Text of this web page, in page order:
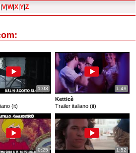
|V|W|X|Y|Z
1:03
(it)
1:49
Ketticè
Trailer italiano (it)
0:25 1:52